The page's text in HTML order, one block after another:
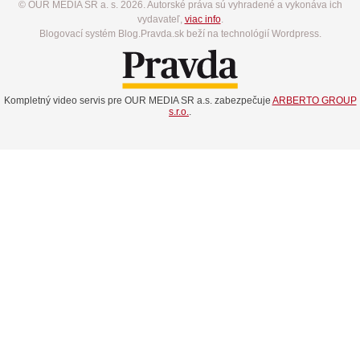
© OUR MEDIA SR a. s. 2026. Autorské práva sú vyhradené a vykonáva ich
vydavateľ, viac info.
Blogovací systém Blog.Pravda.sk beží na technológií Wordpress.
Kompletný video servis pre OUR MEDIA SR a.s. zabezpečuje ARBERTO GROUP
s.r.o.